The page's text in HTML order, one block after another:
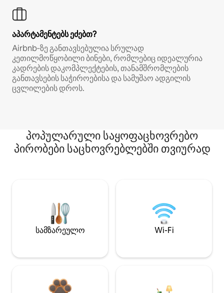
აპარტამენტებს ეძებთ?
Airbnb‑ზე განთავსებულია სრულად
კეთილმოწყობილი ბინები, რომლებიც იდეალურია
კადრების დაკომპლექტების, თანამშრომლების
განთავსების საჭიროებისა და სამუშაო ადგილის
ცვლილების დროს.
პოპულარული საყოფაცხოვრებო
პირობები საცხოვრებლებში თვიურად
სამზარეულო Wi-Fi